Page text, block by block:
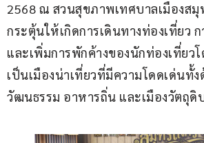
2568 ณ สวนสุขภาพเทศบาลเมืองสมุ
กระตุ้นให้เกิดการเดินทางท่องเที่ยว
และเพิ่มการพักค้างของนักท่องเที่ยว
เป็นเมืองน่าเที่ยวที่มีความโดดเด่นทั้
วัฒนธรรม อาหารถิ่น และเมืองวัตถุดิ